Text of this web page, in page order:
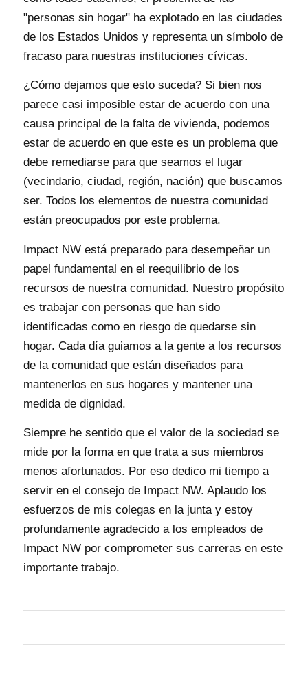
"personas sin hogar" ha explotado en las ciudades
de los Estados Unidos y representa un símbolo de
fracaso para nuestras instituciones cívicas.
¿Cómo dejamos que esto suceda? Si bien nos
parece casi imposible estar de acuerdo con una
causa principal de la falta de vivienda, podemos
estar de acuerdo en que este es un problema que
debe remediarse para que seamos el lugar
(vecindario, ciudad, región, nación) que buscamos
ser. Todos los elementos de nuestra comunidad
están preocupados por este problema.
Impact NW está preparado para desempeñar un
papel fundamental en el reequilibrio de los
recursos de nuestra comunidad. Nuestro propósito
es trabajar con personas que han sido
identificadas como en riesgo de quedarse sin
hogar. Cada día guiamos a la gente a los recursos
de la comunidad que están diseñados para
mantenerlos en sus hogares y mantener una
medida de dignidad.
Siempre he sentido que el valor de la sociedad se
mide por la forma en que trata a sus miembros
menos afortunados. Por eso dedico mi tiempo a
servir en el consejo de Impact NW. Aplaudo los
esfuerzos de mis colegas en la junta y estoy
profundamente agradecido a los empleados de
Impact NW por comprometer sus carreras en este
importante trabajo.